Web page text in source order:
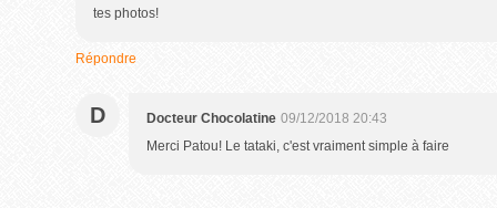
tes photos!
Répondre
D Docteur Chocolatine 09/12/2018 20:43
Merci Patou! Le tataki, c'est vraiment simple à faire